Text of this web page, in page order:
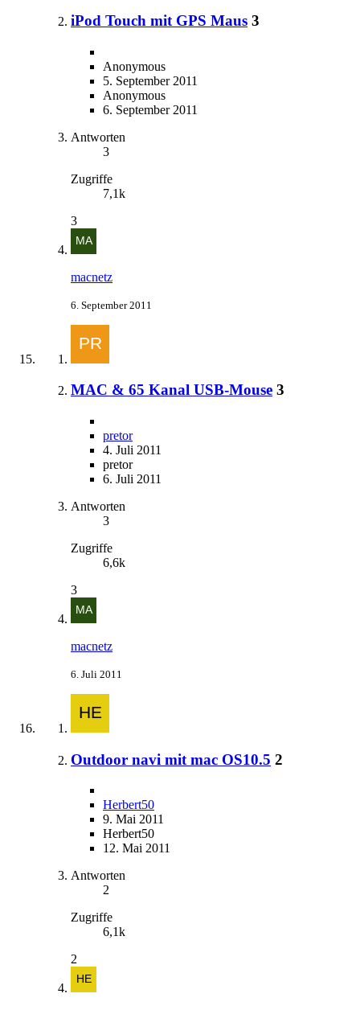
iPod Touch mit GPS Maus 3
Anonymous
5. September 2011
Anonymous
6. September 2011
Antworten
3
Zugriffe
7,1k
3
macnetz
6. September 2011
MAC & 65 Kanal USB-Mouse 3
pretor
4. Juli 2011
pretor
6. Juli 2011
Antworten
3
Zugriffe
6,6k
3
macnetz
6. Juli 2011
Outdoor navi mit mac OS10.5 2
Herbert50
9. Mai 2011
Herbert50
12. Mai 2011
Antworten
2
Zugriffe
6,1k
2